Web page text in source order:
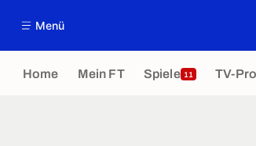
Menü
Home Mein FT Spiele 11 TV-